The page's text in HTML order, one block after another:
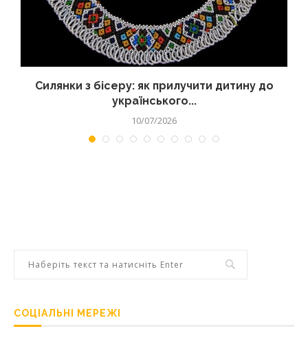
Силянки з бісеру: як прилучити дитину до
українського...
10/07/2026
СОЦІАЛЬНІ МЕРЕЖІ